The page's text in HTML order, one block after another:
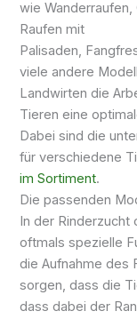
wieWanderraufen,
Raufen mit
Palisaden,
viele andere
Landwirten die
Tieren eine
Dabei sind die
für verschiedene
im Sortiment.
Die passenden
In der Rinderzucht
oftmals spezielle
die Aufnahme des
sorgen, dass die
dass dabei der